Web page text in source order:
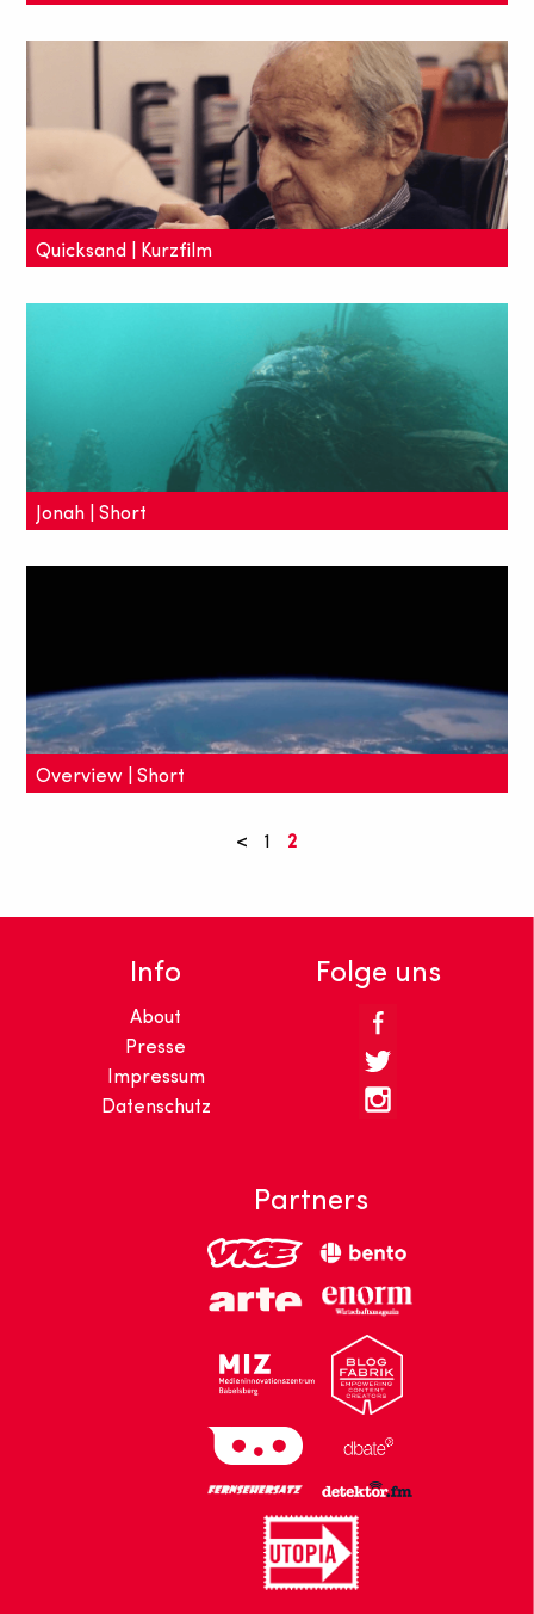
Kotzende Füchse, Operetten singende Pinguine und
ein Lama, das Tandem fährt - nur ein paar Szenen
aus dem fabelhaften Kurzfilm.
Quicksand | Kurzfilm
Lance Oppenheims traurigschöner Kurzfilm
"Quicksand" erzählt vom Leben seines Vaters,
welcher in den letzten Jahren seine Erinnerungen
Jonah | Short
Der beeindruckende Kurzfilm "Jonah" lief auf dem
Overview | Short
Fünf Astronauten berichten von ihrer
beneidenswerten Erfahrung, bei der sie die Erde
< 1 2
Info
About
Presse
Impressum
Datenschutz
Folge uns
Partners